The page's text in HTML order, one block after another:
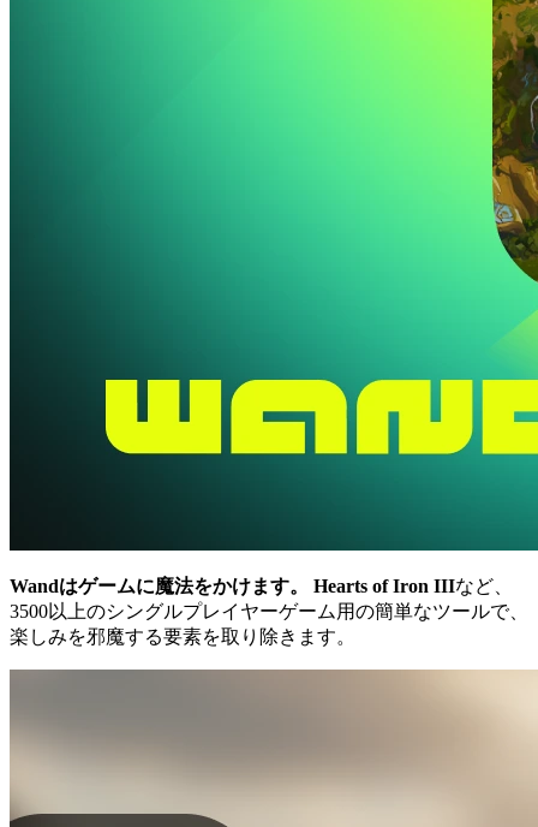
Wandはゲームに魔法をかけます。 Hearts of Iron IIIなど、
3500以上のシングルプレイヤーゲーム用の簡単なツールで、
楽しみを邪魔する要素を取り除きます。